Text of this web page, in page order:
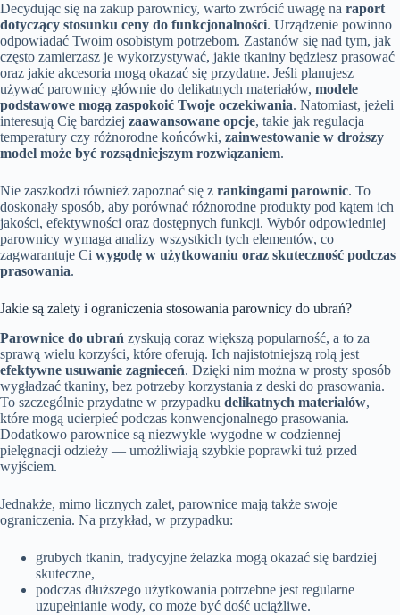
Decydując się na zakup parownicy, warto zwrócić uwagę na raport
dotyczący stosunku ceny do funkcjonalności. Urządzenie powinno
odpowiadać Twoim osobistym potrzebom. Zastanów się nad tym, jak
często zamierzasz je wykorzystywać, jakie tkaniny będziesz prasować
oraz jakie akcesoria mogą okazać się przydatne. Jeśli planujesz
używać parownicy głównie do delikatnych materiałów, modele
podstawowe mogą zaspokoić Twoje oczekiwania. Natomiast, jeżeli
interesują Cię bardziej zaawansowane opcje, takie jak regulacja
temperatury czy różnorodne końcówki, zainwestowanie w droższy
model może być rozsądniejszym rozwiązaniem.
Nie zaszkodzi również zapoznać się z rankingami parownic. To
doskonały sposób, aby porównać różnorodne produkty pod kątem ich
jakości, efektywności oraz dostępnych funkcji. Wybór odpowiedniej
parownicy wymaga analizy wszystkich tych elementów, co
zagwarantuje Ci wygodę w użytkowaniu oraz skuteczność podczas
prasowania.
Jakie są zalety i ograniczenia stosowania parownicy do ubrań?
Parownice do ubrań zyskują coraz większą popularność, a to za
sprawą wielu korzyści, które oferują. Ich najistotniejszą rolą jest
efektywne usuwanie zagnieceń. Dzięki nim można w prosty sposób
wygładzać tkaniny, bez potrzeby korzystania z deski do prasowania.
To szczególnie przydatne w przypadku delikatnych materiałów,
które mogą ucierpieć podczas konwencjonalnego prasowania.
Dodatkowo parownice są niezwykle wygodne w codziennej
pielęgnacji odzieży — umożliwiają szybkie poprawki tuż przed
wyjściem.
Jednakże, mimo licznych zalet, parownice mają także swoje
ograniczenia. Na przykład, w przypadku:
grubych tkanin, tradycyjne żelazka mogą okazać się bardziej
skuteczne,
podczas dłuższego użytkowania potrzebne jest regularne
uzupełnianie wody, co może być dość uciążliwe.